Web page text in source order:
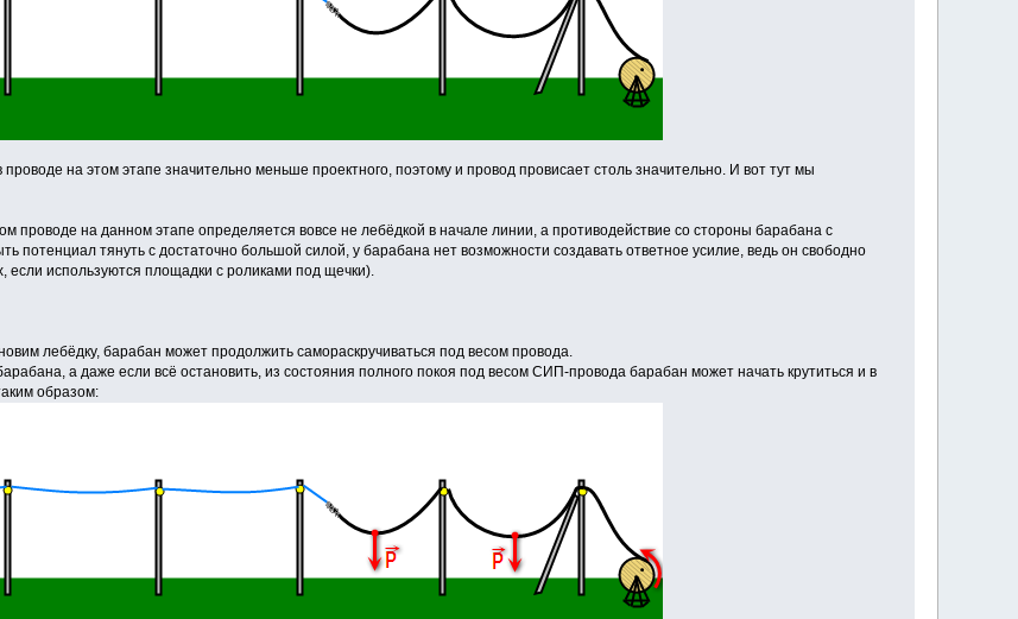
проводе на этом этапе значительно меньше проектного, поэтому и провод провисает столь значительно. И вот тут мы
проводе на данном этапе определяется вовсе не лебёдкой в начале линии, а противодействие со стороны барабана с
потенциал тянуть с достаточно большой силой, у барабана нет возможности создавать ответное усилие, ведь он свободно
если используются площадки с роликами под щечки).
лебёдку, барабан может продолжить самораскручиваться под весом провода.
а даже если всё остановить, из состояния полного покоя под весом СИП-провода барабан может начать крутиться и в
образом: